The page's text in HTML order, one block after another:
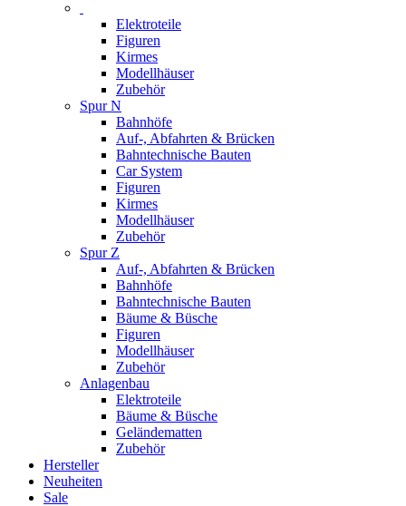
Elektroteile
Figuren
Kirmes
Modellhäuser
Zubehör
Spur N
Bahnhöfe
Auf-, Abfahrten & Brücken
Bahntechnische Bauten
Car System
Figuren
Kirmes
Modellhäuser
Zubehör
Spur Z
Auf-, Abfahrten & Brücken
Bahnhöfe
Bahntechnische Bauten
Bäume & Büsche
Figuren
Modellhäuser
Zubehör
Anlagenbau
Elektroteile
Bäume & Büsche
Geländematten
Zubehör
Hersteller
Neuheiten
Sale